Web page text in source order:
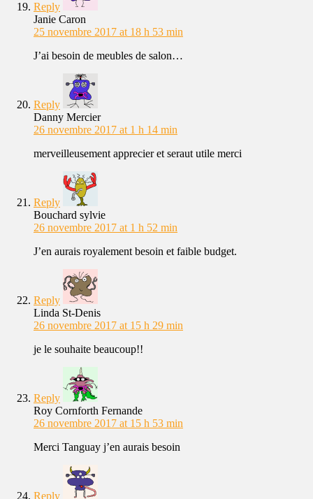
Reply
Janie Caron
25 novembre 2017 at 18 h 53 min
J’ai besoin de meubles de salon…
Reply
Danny Mercier
26 novembre 2017 at 1 h 14 min
merveilleusement apprecier et seraut utile merci
Reply
Bouchard sylvie
26 novembre 2017 at 1 h 52 min
J’en aurais royalement besoin et faible budget.
Reply
Linda St-Denis
26 novembre 2017 at 15 h 29 min
je le souhaite beaucoup!!
Reply
Roy Cornforth Fernande
26 novembre 2017 at 15 h 53 min
Merci Tanguay j’en aurais besoin
Reply